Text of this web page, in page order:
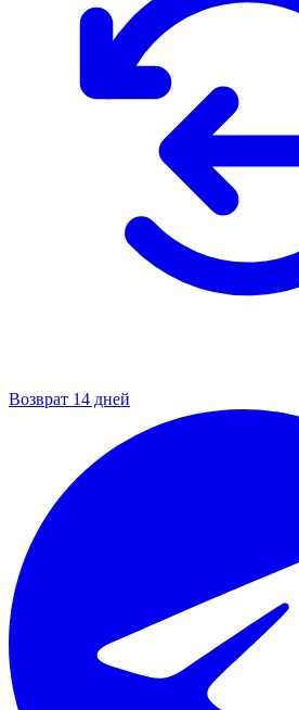
Возврат 14 дней